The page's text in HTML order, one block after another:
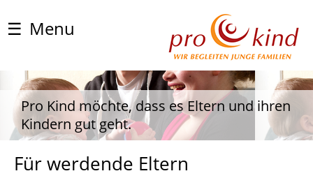
☰ Menu
Pro Kind möchte, dass es Eltern und ihren
Kindern gut geht.
Für werdende Eltern